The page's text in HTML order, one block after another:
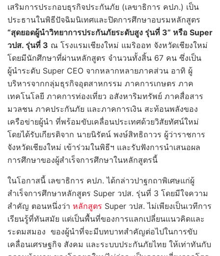
เสริมการประกอบธุรกิจประกันภัย (เลขาธิการ คปภ.) เป็น
ประธานในพิธีปัจฉิมนิเทศและปิดการศึกษาอบรมหลักสูตร
“สุดยอดผู้นำวิทยาการประกันภัยระดับสูง รุ่นที่ 3” หรือ Super
วปส. รุ่นที่ 3 ณ โรงแรมเชียงใหม่ แมริออท จังหวัดเชียงใหม่
โดยมีนักศึกษาที่ผ่านหลักสูตร จำนวนทั้งสิ้น 67 คน ซึ่งเป็น
ผู้นำระดับ Super CEO จากหลากหลายภาคส่วน อาทิ ผู้
บริหารจากกลุ่มธุรกิจอุตสาหกรรม ภาคการเกษตร ภาค
เทคโนโลยี ภาคการท่องเที่ยว อสังหาริมทรัพย์ ภาคสื่อสาร
มวลชน ภาคประกันภัย และภาคการเงิน สะท้อนพลังของ
เครือข่ายผู้นำ ที่พร้อมขับเคลื่อนประเทศด้วยวิสัยทัศน์ใหม่
โดยได้รับเกียรติจาก นายนิรัตน์ พงษ์สิทธิถาวร ผู้ว่าราชการ
จังหวัดเชียงใหม่ เข้าร่วมในพิธีฯ และรับฟังการนำเสนอผล
การศึกษาของผู้สำเร็จการศึกษาในหลักสูตรนี้
ในโอกาสนี้ เลขาธิการ คปภ. ได้กล่าวปาฐกถาพิเศษแก่ผู้
สำเร็จการศึกษาหลักสูตร Super วปส. รุ่นที่ 3 โดยมีใจความ
สำคัญ ตอนหนึ่งว่า หลักสูตร Super วปส. ไม่เพียงเป็นเวทีการ
เรียนรู้ที่ทันสมัย แต่เป็นพื้นที่ของการแลกเปลี่ยนแนวคิดและ
ระดมสมอง ของผู้นำที่จะมีบทบาทสำคัญต่อไปในการขับ
เคลื่อนเศรษฐกิจ สังคม และระบบประกันภัยไทย ให้เท่าทันกับ